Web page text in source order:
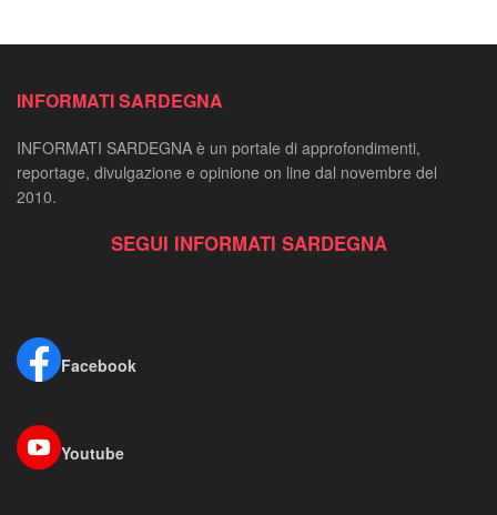
INFORMATI SARDEGNA
INFORMATI SARDEGNA è un portale di approfondimenti,
reportage, divulgazione e opinione on line dal novembre del
2010.
SEGUI INFORMATI SARDEGNA
Facebook
Youtube